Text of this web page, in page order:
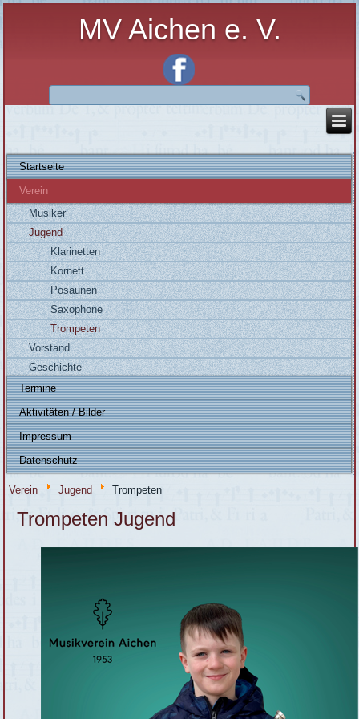
MV Aichen e. V.
Startseite
Verein
Musiker
Jugend
Klarinetten
Kornett
Posaunen
Saxophone
Trompeten
Vorstand
Geschichte
Termine
Aktivitäten / Bilder
Impressum
Datenschutz
Verein Jugend Trompeten
Trompeten Jugend